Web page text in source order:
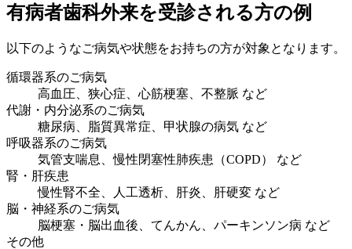
有病者歯科外来を受診される方の例
以下のようなご病気や状態をお持ちの方が対象となります。
循環器系のご病気
高血圧、狭心症、心筋梗塞、不整脈 など
代謝・内分泌系のご病気
糖尿病、脂質異常症、甲状腺の病気 など
呼吸器系のご病気
気管支喘息、慢性閉塞性肺疾患（COPD） など
腎・肝疾患
慢性腎不全、人工透析、肝炎、肝硬変 など
脳・神経系のご病気
脳梗塞・脳出血後、てんかん、パーキンソン病 など
その他